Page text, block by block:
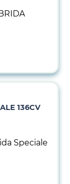
136CV